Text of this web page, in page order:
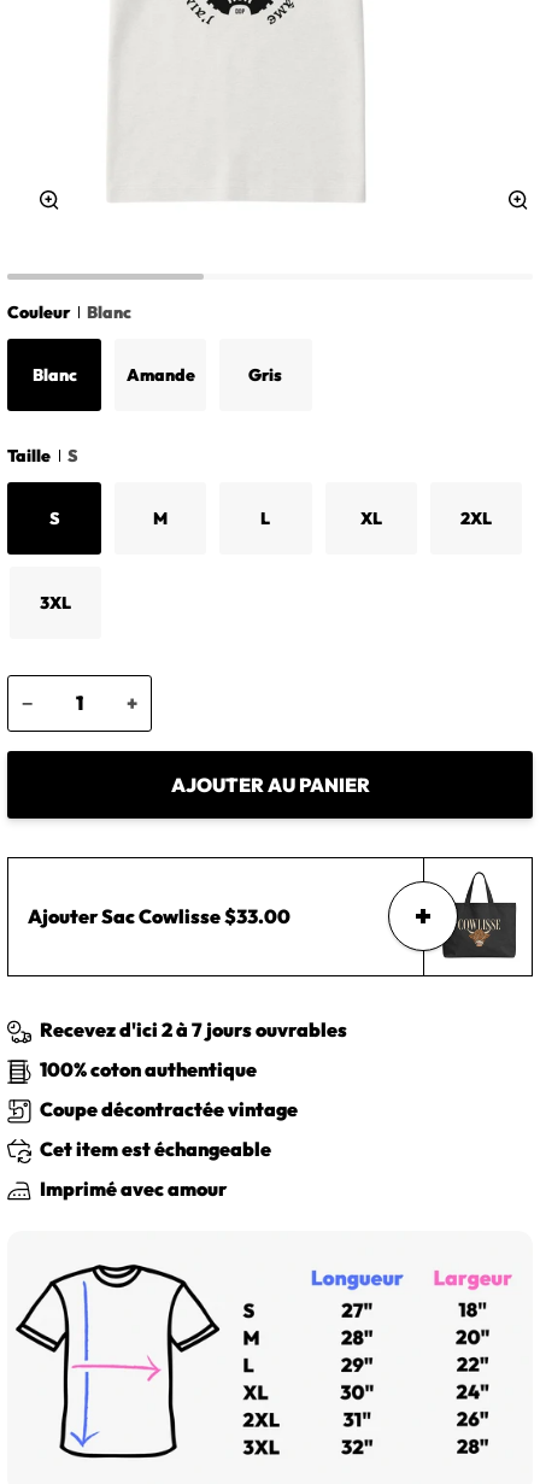
Couleur Blanc
Blanc Amande Gris
Taille S
S M L XL 2XL
3XL
− +
AJOUTER AU PANIER
AjouterSac Cowlisse$33.00
Recevez d'ici 2 à 7 jours ouvrables
100% coton authentique
Coupe décontractée vintage
Cet item est échangeable
Imprimé avec amour